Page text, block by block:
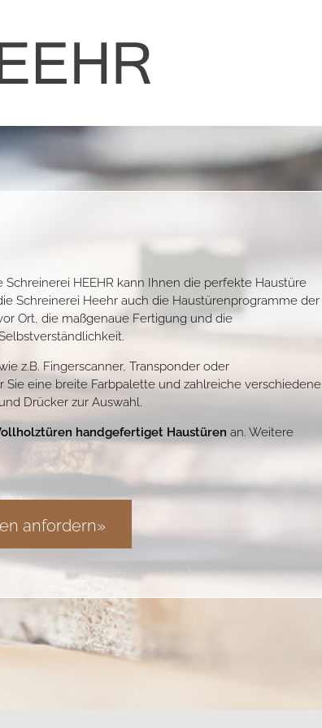
HEEHR kann Ihnen die perfekte Haustüre
Schreinerei Heehr auch die Haustürenprogramme der
Ort, die maßgenaue Fertigung und die
z.B. Fingerscanner, Transponder oder
eine breite Farbpalette und zahlreiche verschiedene
Drücker zur Auswahl.
handgefertiget Haustüren an. Weitere
anfordern»